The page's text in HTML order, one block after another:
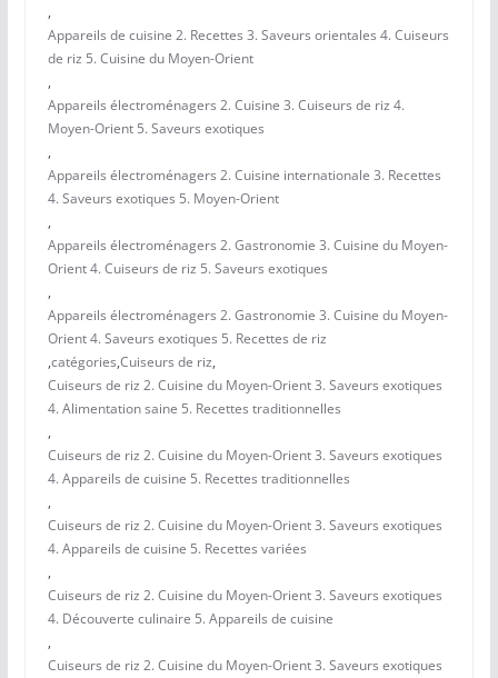
,
Appareils de cuisine 2. Recettes 3. Saveurs orientales 4. Cuiseurs
de riz 5. Cuisine du Moyen-Orient
,
Appareils électroménagers 2. Cuisine 3. Cuiseurs de riz 4.
Moyen-Orient 5. Saveurs exotiques
,
Appareils électroménagers 2. Cuisine internationale 3. Recettes
4. Saveurs exotiques 5. Moyen-Orient
,
Appareils électroménagers 2. Gastronomie 3. Cuisine du Moyen-
Orient 4. Cuiseurs de riz 5. Saveurs exotiques
,
Appareils électroménagers 2. Gastronomie 3. Cuisine du Moyen-
Orient 4. Saveurs exotiques 5. Recettes de riz
,catégories,Cuiseurs de riz,
Cuiseurs de riz 2. Cuisine du Moyen-Orient 3. Saveurs exotiques
4. Alimentation saine 5. Recettes traditionnelles
,
Cuiseurs de riz 2. Cuisine du Moyen-Orient 3. Saveurs exotiques
4. Appareils de cuisine 5. Recettes traditionnelles
,
Cuiseurs de riz 2. Cuisine du Moyen-Orient 3. Saveurs exotiques
4. Appareils de cuisine 5. Recettes variées
,
Cuiseurs de riz 2. Cuisine du Moyen-Orient 3. Saveurs exotiques
4. Découverte culinaire 5. Appareils de cuisine
,
Cuiseurs de riz 2. Cuisine du Moyen-Orient 3. Saveurs exotiques